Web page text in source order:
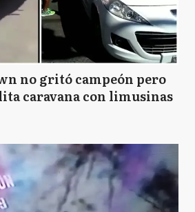
no gritó campeón pero
caravana con limusinas